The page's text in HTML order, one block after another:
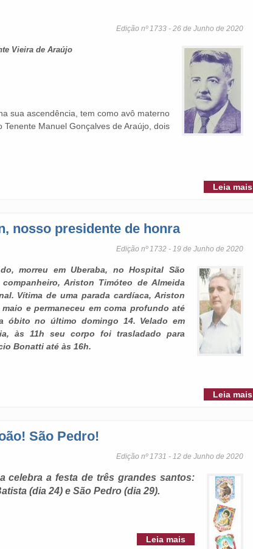
Edição nº 1733 - 26 de Junho de 2020
Vieira de Araújo
sua ascendência, tem como avô materno
Manuel Gonçalves de Araújo, dois
Leia mais
nosso presidente de honra
Edição nº 1732 - 19 de Junho de 2020
morreu em Uberaba, no Hospital São
Ariston Timóteo de Almeida
Vítima de uma parada cardíaca, Ariston
e permaneceu em coma profundo até
óbito no último domingo 14. Velado em
às 11h seu corpo foi trasladado para
Bonatti até às 16h.
Leia mais
São Pedro!
Edição nº 1731 - 12 de Junho de 2020
celebra a festa de três grandes santos:
(dia 24) e São Pedro (dia 29).
Leia mais